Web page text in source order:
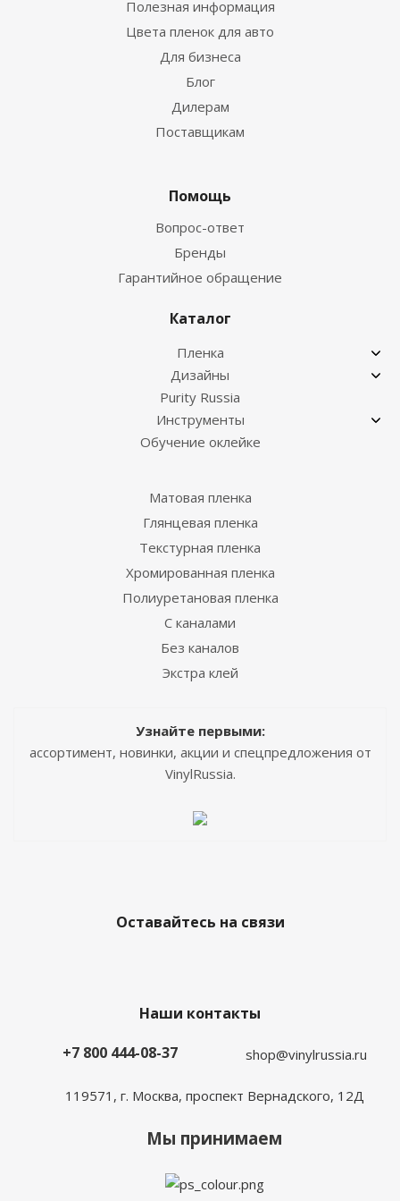
Полезная информация
Цвета пленок для авто
Для бизнеса
Блог
Дилерам
Поставщикам
Помощь
Вопрос-ответ
Бренды
Гарантийное обращение
Каталог
Пленка
Дизайны
Purity Russia
Инструменты
Обучение оклейке
Матовая пленка
Глянцевая пленка
Текстурная пленка
Хромированная пленка
Полиуретановая пленка
С каналами
Без каналов
Экстра клей
Узнайте первыми:
ассортимент, новинки, акции и спецпредложения от
VinylRussia.
Оставайтесь на связи
Наши контакты
+7 800 444-08-37
shop@vinylrussia.ru
119571, г. Москва, проспект Вернадского, 12Д
Мы принимаем